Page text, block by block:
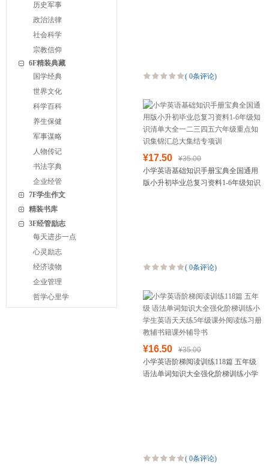
历史军事
政治法律
社会科学
宗教信仰
6F精装典藏
国学经典
世界文化
科学百科
养生保健
军事谋略
人物传记
书法字典
企业经管
7F学生作文
精装书库
3F经管励志
每天进步一点
心灵励志
经济读物
企业管理
哲学心里学
( 0条评论)
¥17.50
¥35.00
小学英语基础知识手册宝典全国通用
版小升初毕业总复习资料1-6年级知识
( 0条评论)
¥16.50
¥35.00
小学英语阶梯阅读训练118篇 五年级
语法单词知识大全强化阶梯训练小学
( 0条评论)